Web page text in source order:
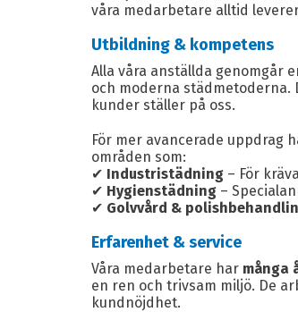
våra medarbetare alltid
Utbildning & kompetens
Alla våra anställda genomgår
och moderna städmetoderna.
kunder ställer på oss.
För mer avancerade uppdrag
områden som:
✔ Industristädning – För
✔ Hygienstädning –
✔ Golvvård &
Erfarenhet & service
Våra medarbetare har många
en ren och trivsam miljö. De
kundnöjdhet.